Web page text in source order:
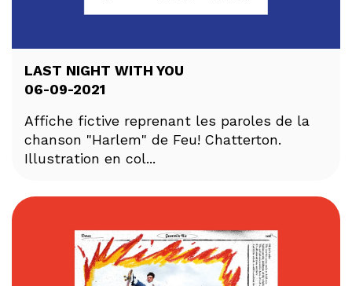
LAST NIGHT WITH YOU
06-09-2021
Affiche fictive reprenant les paroles de la
chanson "Harlem" de Feu! Chatterton.
Illustration en col...